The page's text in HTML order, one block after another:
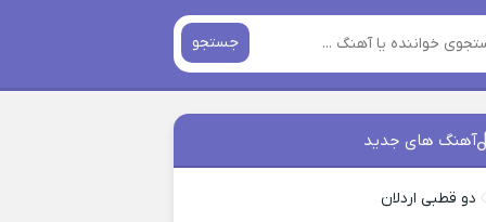
جستجو
آهنگ های جدید
دو قطبی اردلان